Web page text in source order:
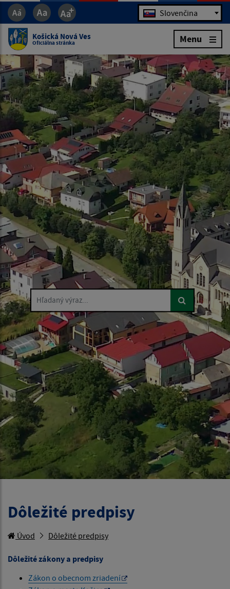
Jazyk Slovenčina
Košická Nová Ves
Oficiálna stránka Menu
Hľadaný výraz...
Dôležité predpisy
Úvod Dôležité predpisy
Dôležité zákony a predpisy
Zákon o obecnom zriadení